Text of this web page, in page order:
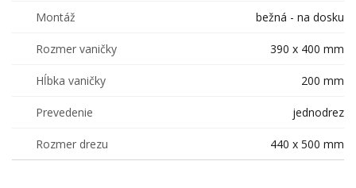
Montáž bežná - na dosku
Rozmer vaničky 390 x 400 mm
Hĺbka vaničky 200 mm
Prevedenie jednodrez
Rozmer drezu 440 x 500 mm